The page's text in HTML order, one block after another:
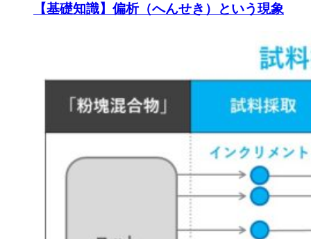
【基礎知識】偏析（へんせき）という現象